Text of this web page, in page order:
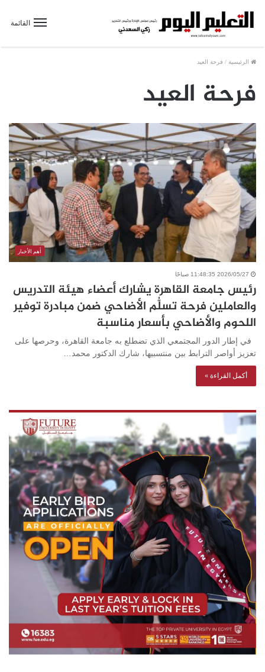
القائمة
الرئيسية / فرحة العيد
فرحة العيد
أهم الأخبار
2026/05/27 11:48:35 صباحًا
رئيس جامعة القاهرة يشارك أعضاء هيئة التدريس
والعاملين فرحة تسلُّم الأضاحي ضمن مبادرة توفير
اللحوم والأضاحي بأسعار مناسبة
في إطار الدور المجتمعي الذي تضطلع به جامعة القاهرة، وحرصها على
تعزيز أواصر الترابط بين منتسبيها، شارك الدكتور محمد…
أكمل القراءة »